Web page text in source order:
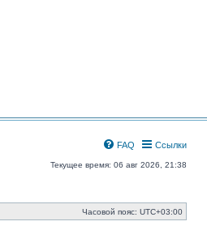
Ссылки
FAQ
Текущее время: 06 авг 2026, 21:38
Часовой пояс: UTC+03:00